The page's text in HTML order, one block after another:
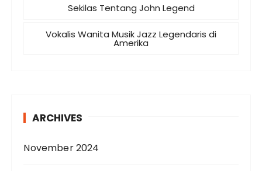
Sekilas Tentang John Legend
Vokalis Wanita Musik Jazz Legendaris di
Amerika
ARCHIVES
November 2024